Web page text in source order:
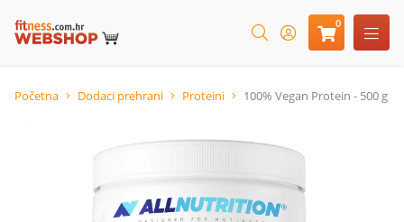
0
Početna Dodaci prehrani Proteini 100% Vegan Protein - 500 g